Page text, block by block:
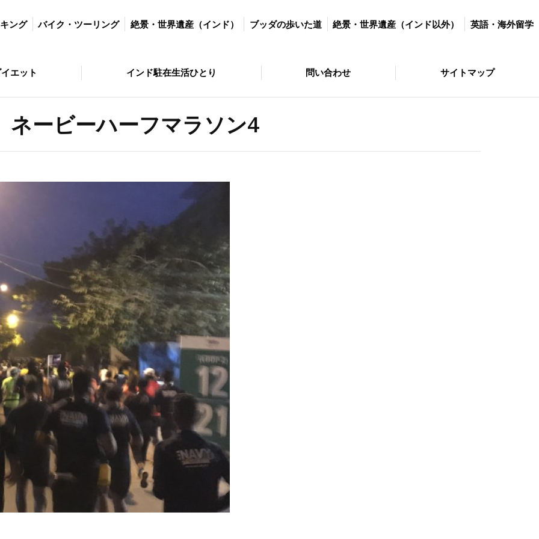
ング バイク・ツーリング 絶景・世界遺産（インド） ブッダの歩いた道 絶景・世界遺産（インド以外） 英語・海外留学
エット インド駐在生活ひとり 問い合わせ サイトマップ
ネービーハーフマラソン4
ーリング 絶景・世界遺産（インド） ブッダの歩いた道 絶景・世界遺産（インド以外） 英語・海外留学 マラソン＆ダイエット